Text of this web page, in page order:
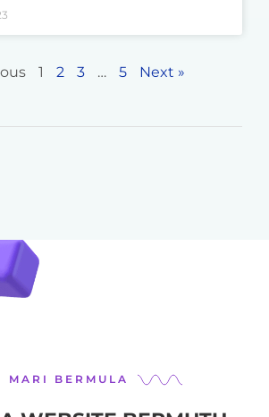
1 2 3 … 5 Next »
MARI BERMULA